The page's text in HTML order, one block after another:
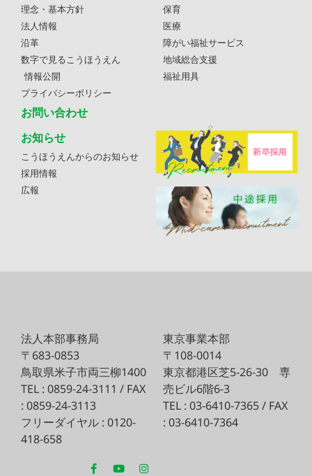
理念・基本方針
法人情報
沿革
数字で見るこうほうえん
情報公開
プライバシーポリシー
お問い合わせ
保育
医療
障がい福祉サービス
地域総合支援
福祉用具
お知らせ
こうほうえんからのお知らせ
採用情報
広報
法人本部事務局
〒683-0853
鳥取県米子市両三柳1400
TEL : 0859-24-3111 / FAX
: 0859-24-3113
フリーダイヤル : 0120-
418-658
東京事業本部
〒108-0014
東京都港区芝5-26-30 専
売ビル6階6-3
TEL : 03-6410-7365 / FAX
: 03-6410-7364